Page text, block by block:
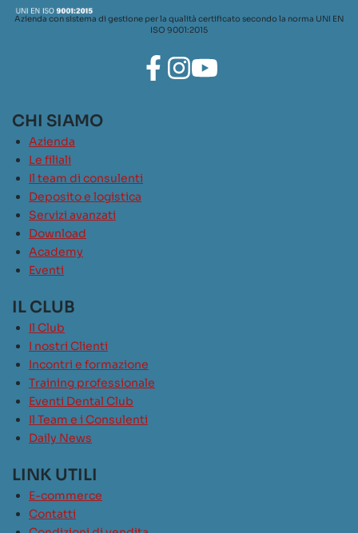
Azienda con sistema di gestione per la qualità certificato secondo la norma UNI EN
ISO 9001:2015
CHI SIAMO
Azienda
Le filiali
Il team di consulenti
Deposito e logistica
Servizi avanzati
Download
Academy
Eventi
IL CLUB
Il Club
I nostri Clienti
Incontri e formazione
Training professionale
Eventi Dental Club
Il Team e i Consulenti
Daily News
LINK UTILI
E-commerce
Contatti